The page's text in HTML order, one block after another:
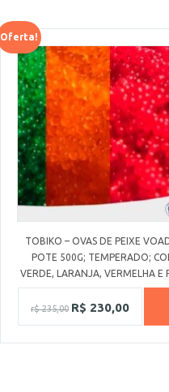
Oferta!
TOBIKO – OVAS DE PEIXE
POTE 500G; TEMPERADO;
VERDE, LARANJA, VERMELHA E
r$235,00 R$ 230,00